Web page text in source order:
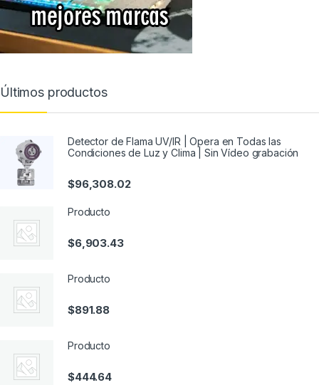
Últimos productos
Detector de Flama UV/IR | Opera en Todas las
Condiciones de Luz y Clima | Sin Vídeo grabación
$96,308.02
Producto
$6,903.43
Producto
$891.88
Producto
$444.64